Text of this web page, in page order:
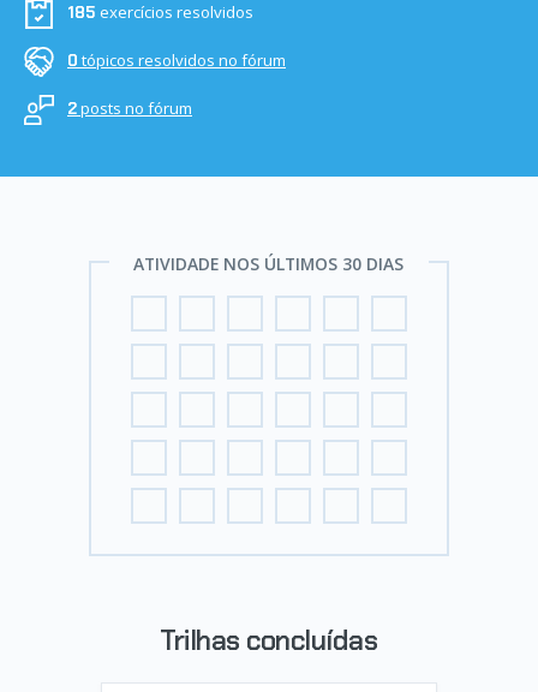
185 exercícios resolvidos
0 tópicos resolvidos no fórum
2posts no fórum
ATIVIDADE NOS ÚLTIMOS 30 DIAS
Trilhas concluídas